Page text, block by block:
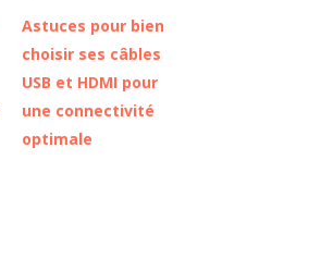
Astuces pour bien
choisir ses câbles
USB et HDMI pour
une connectivité
optimale